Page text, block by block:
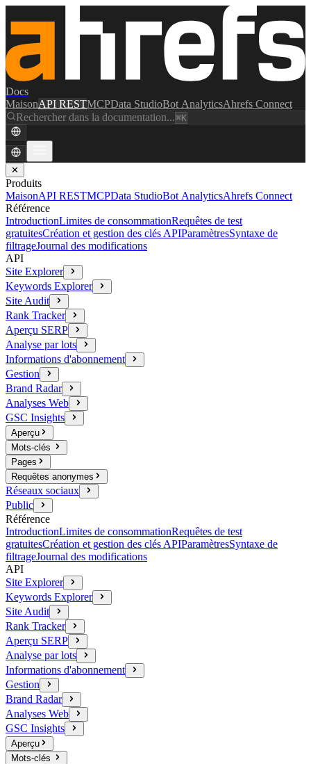
Docs
MaisonAPI RESTMCPData StudioBot AnalyticsAhrefs Connect
Rechercher dans la documentation...⌘K
✕
Produits
MaisonAPI RESTMCPData StudioBot AnalyticsAhrefs Connect
Référence
IntroductionLimites de consommationRequêtes de test
gratuitesCréation et gestion des clés APIParamètresSyntaxe de
filtrageJournal des modifications
API
Site Explorer
Keywords Explorer
Site Audit
Rank Tracker
Aperçu SERP
Analyse par lots
Informations d'abonnement
Gestion
Brand Radar
Analyses Web
GSC Insights
Aperçu
Mots-clés
Pages
Requêtes anonymes
Réseaux sociaux
Public
Référence
IntroductionLimites de consommationRequêtes de test
gratuitesCréation et gestion des clés APIParamètresSyntaxe de
filtrageJournal des modifications
API
Site Explorer
Keywords Explorer
Site Audit
Rank Tracker
Aperçu SERP
Analyse par lots
Informations d'abonnement
Gestion
Brand Radar
Analyses Web
GSC Insights
Aperçu
Mots-clés